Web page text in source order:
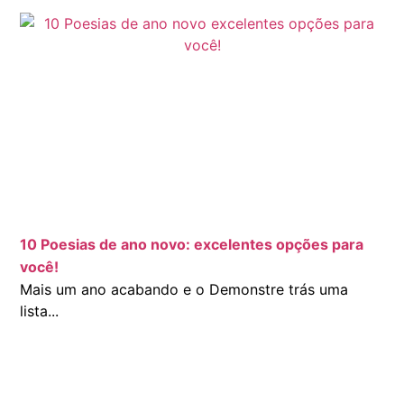
10 Poesias de ano novo: excelentes opções para
você!
Mais um ano acabando e o Demonstre trás uma
lista...